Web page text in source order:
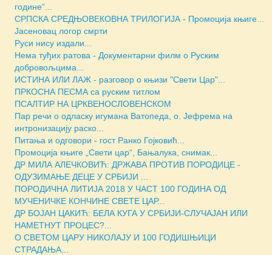
године“...
СРПСКА СРЕДЊОВЕКОВНА ТРИЛОГИЈА - Промоција књиге...
Јасеновац логор смрти
Руси нису издали...
Нема туђих ратова - Документарни филм о Руским
добровољцима...
ИСТИНА ИЛИ ЛАЖ - разговор о књизи "Свети Цар"...
ПРКОСНА ПЕСМА са руским титлом
ПСАЛТИР НА ЦРКВЕНОСЛОВЕНСКОМ
Пар речи о одласку игумана Ватопеда, о. Јефрема на
интронизацију раско...
Питања и одговори - гост Ранко Гојковић...
Промоција књиге „Свети цар“, Бањалука, снимак...
ДР МИЛА АЛЕЧКОВИЋ: ДРЖАВА ПРОТИВ ПОРОДИЦЕ -
ОДУЗИМАЊЕ ДЕЦЕ У СРБИЈИ ...
ПОРОДИЧНА ЛИТИЈА 2018 У ЧАСТ 100 ГОДИНА ОД
МУЧЕНИЧКЕ КОНЧИНЕ СВЕТЕ ЦАР...
ДР БОЈАН ЦАКИЋ: БЕЛА КУГА У СРБИЈИ-СЛУЧАЈАН ИЛИ
НАМЕТНУТ ПРОЦЕС?...
О СВЕТОМ ЦАРУ НИКОЛАЈУ И 100 ГОДИШЊИЦИ
СТРАДАЊА...